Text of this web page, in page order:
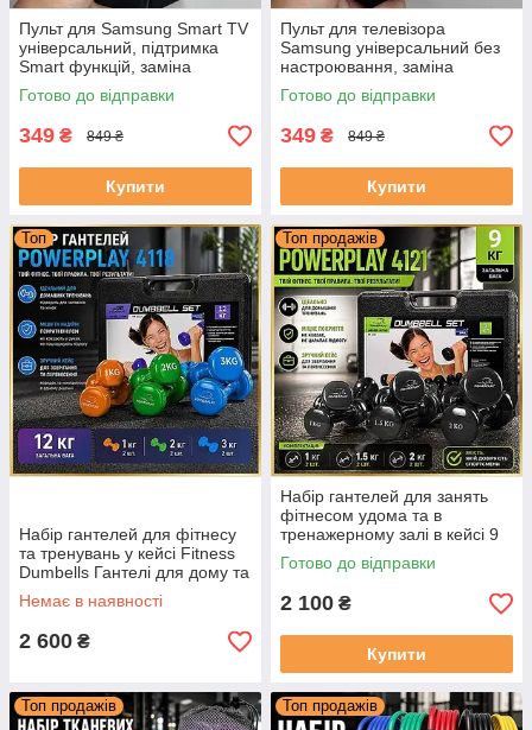
Шоломи
Захист
Скакалки
Пульт для Samsung Smart TV
універсальний, підтримка
Smart функцій, заміна
оригінального з батарейками
в комплекті
Готово до відправки
349 ₴ 849 ₴
Купити
Пульт для телевізора
Samsung універсальний без
настроювання, заміна
оригінального, Smart TV з
батарейками в комплекті
Готово до відправки
349 ₴ 849 ₴
Купити
Топ
Набір гантелей для фітнесу
та тренувань у кейсі Fitness
Dumbells Гантелі для дому та
зали
Немає в наявності
2 600 ₴
Топ продажів
Набір гантелей для занять
фітнесом удома та в
тренажерному залі в кейсі 9
кг чорного кольору Fitness
Dumbells
Готово до відправки
2 100 ₴
Купити
Топ продажів Топ продажів